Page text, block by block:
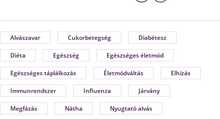
Alvászavar Cukorbetegség Diabétesz
Diéta Egészség Egészséges életmód
Egészséges táplálkozás Életmódváltás Elhízás
Immunrendszer Influenza Járvány
Megfázás Nátha Nyugtató alvás